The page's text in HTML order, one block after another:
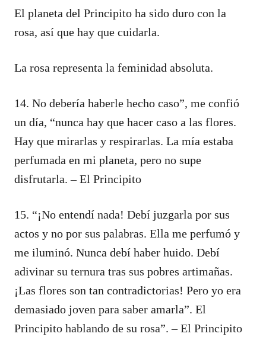
El planeta del Principito ha sido duro con la
rosa, así que hay que cuidarla.
La rosa representa la feminidad absoluta.
14. No debería haberle hecho caso”, me confió
un día, “nunca hay que hacer caso a las flores.
Hay que mirarlas y respirarlas. La mía estaba
perfumada en mi planeta, pero no supe
disfrutarla. – El Principito
15. “¡No entendí nada! Debí juzgarla por sus
actos y no por sus palabras. Ella me perfumó y
me iluminó. Nunca debí haber huido. Debí
adivinar su ternura tras sus pobres artimañas.
¡Las flores son tan contradictorias! Pero yo era
demasiado joven para saber amarla”. El
Principito hablando de su rosa”. – El Principito